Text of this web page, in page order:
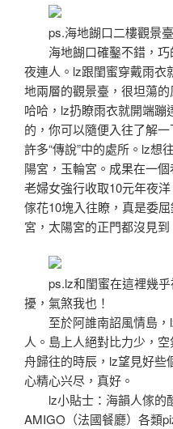
ps.海地餬口二樓觀景臺
海地餬口確鑿不錯，巧
夜連人。lz跟閨蜜穿戴雨衣
地兩層的觀景臺，很坦蕩
哈哈，lz扔瞭雨衣就開端蹦
的，你可以隨便入往了解
許多“傳說”中的處所。lz想
陽宮，玉輪宮。成果在一
老婦女強行收取10元年夜
傢花10塊入往瞭，真是委
宮，太陽宮的正門都沒見到
ps.lz和閨蜜在這裡幾乎
擾，氣煞我也！
至於阿誰南詔風情島，
人。島上人絕對比力少，
舟歸往的時辰，lz望見好些
心精心兴尽，真好。
lz小貼士：海韻人傢的
AMIGO（法國餐廳）各類